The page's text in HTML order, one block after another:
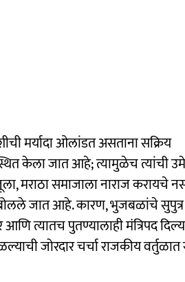
मर्यादा ओलांडत असताना सक्रिय
केला जात आहे; त्यामुळेच त्यांची
मराठा समाजाला नाराज करायचे
बोलले जात आहे. कारण, भुजबळांचे
त्यातच पुतण्यालाही मंत्रिपद
जोरदार चर्चा राजकीय वर्तुळात